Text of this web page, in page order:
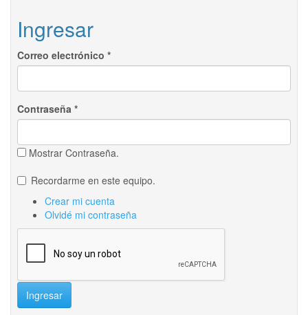
Ingresar
Correo electrónico *
Contraseña *
Mostrar Contraseña.
Recordarme en este equipo.
Crear mi cuenta
Olvidé mi contraseña
Ingresar